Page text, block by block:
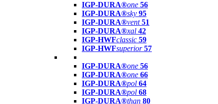
IGP-DURA®one 56
IGP-DURA®sky 95
IGP-DURA®vent 51
IGP-DURA®xal 42
IGP-HWFclassic 59
IGP-HWFsuperior 57
IGP-DURA®one 56
IGP-DURA®one 66
IGP-DURA®pol 64
IGP-DURA®pol 68
IGP-DURA®than 80